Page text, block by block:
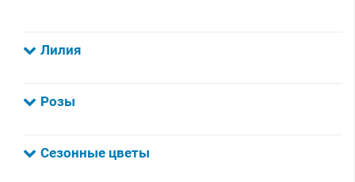
Лилия
Розы
Сезонные цветы